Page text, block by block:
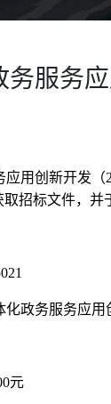
务服务
应用创新开发（
取招标文件，并
化政务服务应用
元